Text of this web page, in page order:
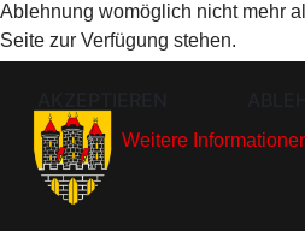
Ablehnung womöglich nicht mehr
Seite zur Verfügung stehen.
Weitere